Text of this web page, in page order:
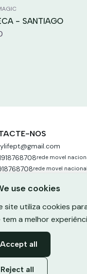
- SANTIAGO
NOS
rede movel
rede movel nacional
use cookies
site utiliza cookies
tem a melhor
Accept all
Reject all